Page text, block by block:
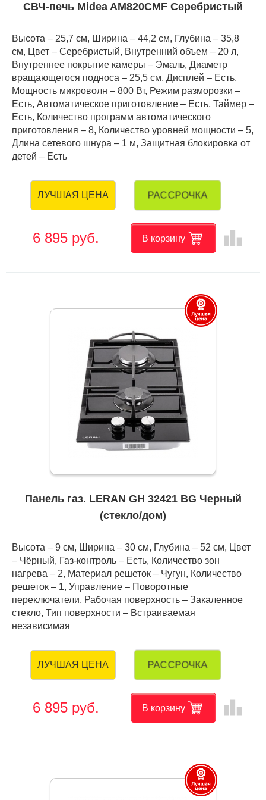
СВЧ-печь Midea AM820CMF Серебристый
Высота – 25,7 см, Ширина – 44,2 см, Глубина – 35,8
см, Цвет – Серебристый, Внутренний объем – 20 л,
Внутреннее покрытие камеры – Эмаль, Диаметр
вращающегося подноса – 25,5 см, Дисплей – Есть,
Мощность микроволн – 800 Вт, Режим разморозки –
Есть, Автоматическое приготовление – Есть, Таймер –
Есть, Количество программ автоматического
приготовления – 8, Количество уровней мощности – 5,
Длина сетевого шнура – 1 м, Защитная блокировка от
детей – Есть
ЛУЧШАЯ ЦЕНА РАССРОЧКА
6 895 руб. В корзину leaderboard
Панель газ. LERAN GH 32421 BG Черный
(стекло/дом)
Высота – 9 см, Ширина – 30 см, Глубина – 52 см, Цвет
– Чёрный, Газ-контроль – Есть, Количество зон
нагрева – 2, Материал решеток – Чугун, Количество
решеток – 1, Управление – Поворотные
переключатели, Рабочая поверхность – Закаленное
стекло, Тип поверхности – Встраиваемая
независимая
ЛУЧШАЯ ЦЕНА РАССРОЧКА
6 895 руб. В корзину leaderboard